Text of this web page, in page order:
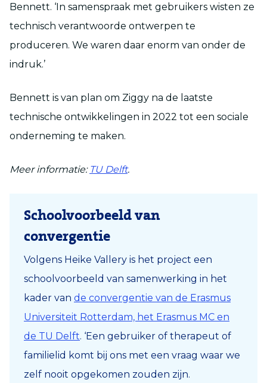
Bennett. ‘In samenspraak met gebruikers wisten ze
technisch verantwoorde ontwerpen te
produceren. We waren daar enorm van onder de
indruk.’
Bennett is van plan om Ziggy na de laatste
technische ontwikkelingen in 2022 tot een sociale
onderneming te maken.
Meer informatie: TU Delft.
Schoolvoorbeeld van
convergentie
Volgens Heike Vallery is het project een
schoolvoorbeeld van samenwerking in het
kader van de convergentie van de Erasmus
Universiteit Rotterdam, het Erasmus MC en
de TU Delft. ‘Een gebruiker of therapeut of
familielid komt bij ons met een vraag waar we
zelf nooit opgekomen zouden zijn.